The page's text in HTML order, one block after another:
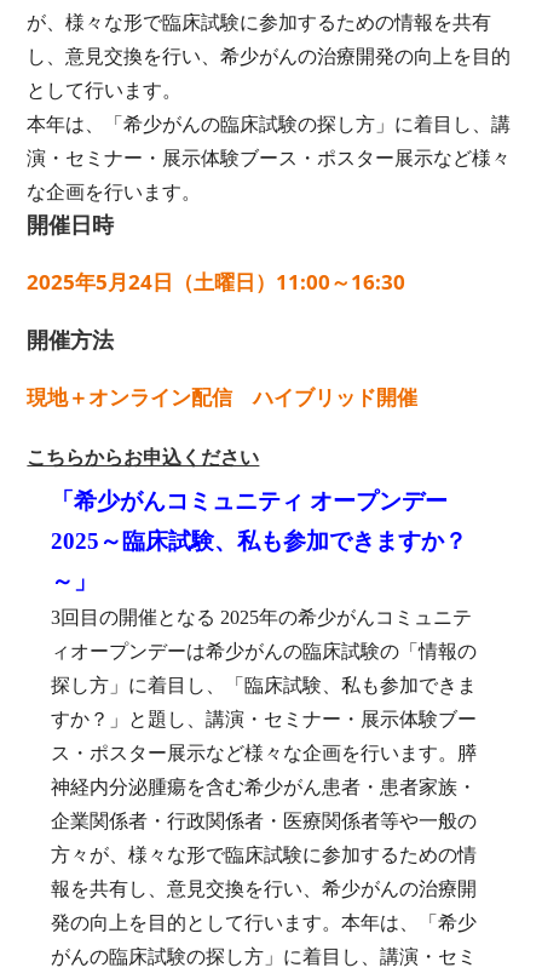
が、様々な形で臨床試験に参加するための情報を共有
し、意見交換を行い、希少がんの治療開発の向上を目的
として行います。
本年は、「希少がんの臨床試験の探し方」に着目し、講
演・セミナー・展示体験ブース・ポスター展示など様々
な企画を行います。
開催日時
2025年5月24日（土曜日）11:00～16:30
開催方法
現地＋オンライン配信 ハイブリッド開催
こちらからお申込ください
「希少がんコミュニティ オープンデー
2025～臨床試験、私も参加できますか？
～」
3回目の開催となる 2025年の希少がんコミュニテ
ィオープンデーは希少がんの臨床試験の「情報の
探し方」に着目し、「臨床試験、私も参加できま
すか？」と題し、講演・セミナー・展示体験ブー
ス・ポスター展示など様々な企画を行います。膵
神経内分泌腫瘍を含む希少がん患者・患者家族・
企業関係者・行政関係者・医療関係者等や一般の
方々が、様々な形で臨床試験に参加するための情
報を共有し、意見交換を行い、希少がんの治療開
発の向上を目的として行います。本年は、「希少
がんの臨床試験の探し方」に着目し、講演・セミ